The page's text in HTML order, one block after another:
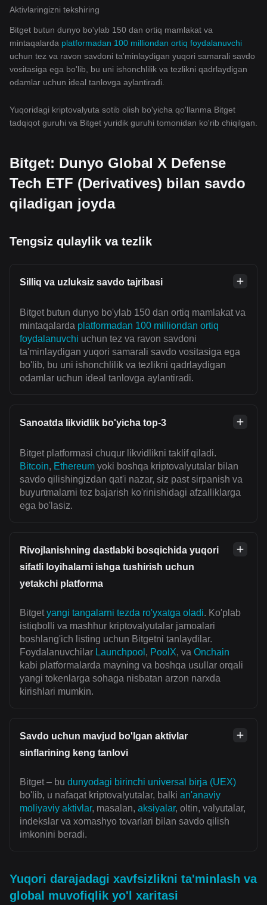
Aktivlaringizni tekshiring
Bitget butun dunyo bo'ylab 150 dan ortiq mamlakat va
mintaqalarda platformadan 100 milliondan ortiq foydalanuvchi
uchun tez va ravon savdoni ta'minlaydigan yuqori samarali savdo
vositasiga ega bo'lib, bu uni ishonchlilik va tezlikni qadrlaydigan
odamlar uchun ideal tanlovga aylantiradi.
Yuqoridagi kriptovalyuta sotib olish bo'yicha qo'llanma Bitget
tadqiqot guruhi va Bitget yuridik guruhi tomonidan ko'rib chiqilgan.
Bitget: Dunyo Global X Defense
Tech ETF (Derivatives) bilan savdo
qiladigan joyda
Tengsiz qulaylik va tezlik
Silliq va uzluksiz savdo tajribasi
Bitget butun dunyo bo'ylab 150 dan ortiq mamlakat va
mintaqalarda platformadan 100 milliondan ortiq
foydalanuvchi uchun tez va ravon savdoni
ta'minlaydigan yuqori samarali savdo vositasiga ega
bo'lib, bu uni ishonchlilik va tezlikni qadrlaydigan
odamlar uchun ideal tanlovga aylantiradi.
Sanoatda likvidlik bo'yicha top-3
Bitget platformasi chuqur likvidlikni taklif qiladi.
Bitcoin, Ethereum yoki boshqa kriptovalyutalar bilan
savdo qilishingizdan qat'i nazar, siz past sirpanish va
buyurtmalarni tez bajarish ko'rinishidagi afzalliklarga
ega bo'lasiz.
Rivojlanishning dastlabki bosqichida yuqori
sifatli loyihalarni ishga tushirish uchun
yetakchi platforma
Bitget yangi tangalarni tezda ro'yxatga oladi. Ko'plab
istiqbolli va mashhur kriptovalyutalar jamoalari
boshlang'ich listing uchun Bitgetni tanlaydilar.
Foydalanuvchilar Launchpool , PoolX, va Onchain
kabi platformalarda mayning va boshqa usullar orqali
yangi tokenlarga sohaga nisbatan arzon narxda
kirishlari mumkin.
Savdo uchun mavjud bo'lgan aktivlar
sinflarining keng tanlovi
Bitget – bu dunyodagi birinchi universal birja (UEX)
bo'lib, u nafaqat kriptovalyutalar, balki an'anaviy
moliyaviy aktivlar, masalan, aksiyalar, oltin, valyutalar,
indekslar va xomashyo tovarlari bilan savdo qilish
imkonini beradi.
Yuqori darajadagi xavfsizlikni ta'minlash va
global muvofiqlik yo'l xaritasi